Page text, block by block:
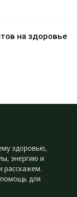
на здоровье
здоровью,
энергию и
для